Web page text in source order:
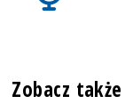
Zobacz także